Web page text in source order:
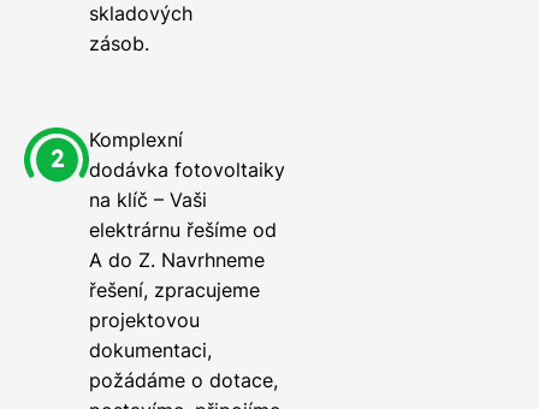
skladových
zásob.
Komplexní
dodávka fotovoltaiky
na klíč – Vaši
elektrárnu řešíme od
A do Z. Navrhneme
řešení, zpracujeme
projektovou
dokumentaci,
požádáme o dotace,